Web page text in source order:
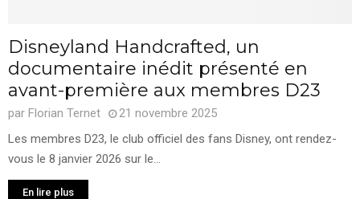
Disneyland Handcrafted, un
documentaire inédit présenté en
avant-première aux membres D23
par Florian Ternet
21 novembre 2025
Les membres D23, le club officiel des fans Disney, ont rendez-
vous le 8 janvier 2026 sur le...
En lire plus